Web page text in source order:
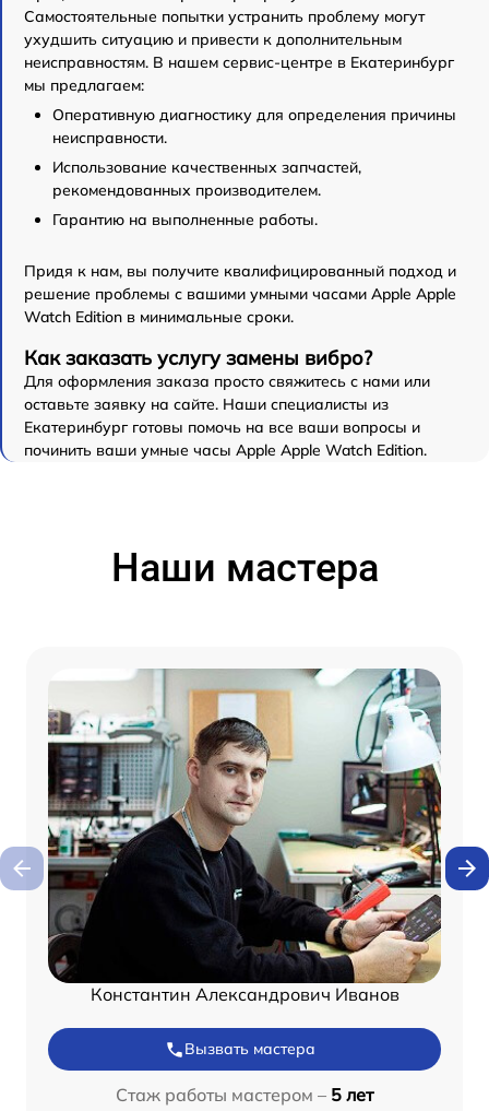
Самостоятельные попытки устранить проблему могут
ухудшить ситуацию и привести к дополнительным
неисправностям. В нашем сервис-центре в Екатеринбург
мы предлагаем:
Оперативную диагностику для определения причины
неисправности.
Использование качественных запчастей,
рекомендованных производителем.
Гарантию на выполненные работы.
Придя к нам, вы получите квалифицированный подход и
решение проблемы с вашими умными часами Apple Apple
Watch Edition в минимальные сроки.
Как заказать услугу замены вибро?
Для оформления заказа просто свяжитесь с нами или
оставьте заявку на сайте. Наши специалисты из
Екатеринбург готовы помочь на все ваши вопросы и
починить ваши умные часы Apple Apple Watch Edition.
Наши мастера
Константин Александрович Иванов
Вызвать мастера
Стаж работы мастером – 5 лет